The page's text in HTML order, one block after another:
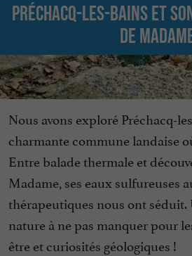
Préchacq-les-Bains et
de
Nous avons exploré Préchacq-
charmante commune landaise
Entre balade thermale et
Madame, ses eaux sulfureuses
thérapeutiques nous ont séduit.
nature à ne pas manquer pour
être et curiosités géologiques !